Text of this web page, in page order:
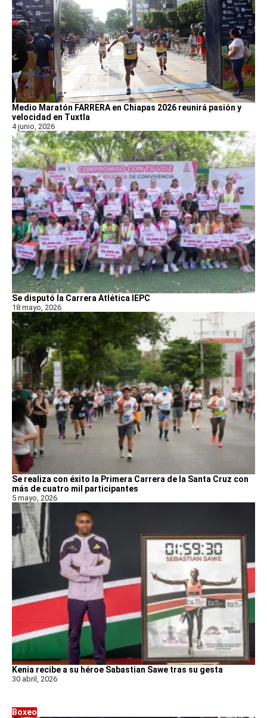
Medio Maratón FARRERA en Chiapas 2026 reunirá pasión y
velocidad en Tuxtla
4 junio, 2026
Se disputó la Carrera Atlética IEPC
18 mayo, 2026
Se realiza con éxito la Primera Carrera de la Santa Cruz con
más de cuatro mil participantes
5 mayo, 2026
Kenia recibe a su héroe Sabastian Sawe tras su gesta
30 abril, 2026
Boxeo